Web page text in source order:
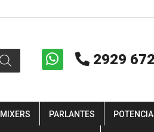
2929
MIXERS PARLANTES